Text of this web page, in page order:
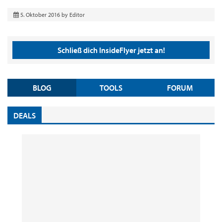
5. Oktober 2016 by Editor
Schließ dich InsideFlyer jetzt an!
BLOG TOOLS FORUM
DEALS